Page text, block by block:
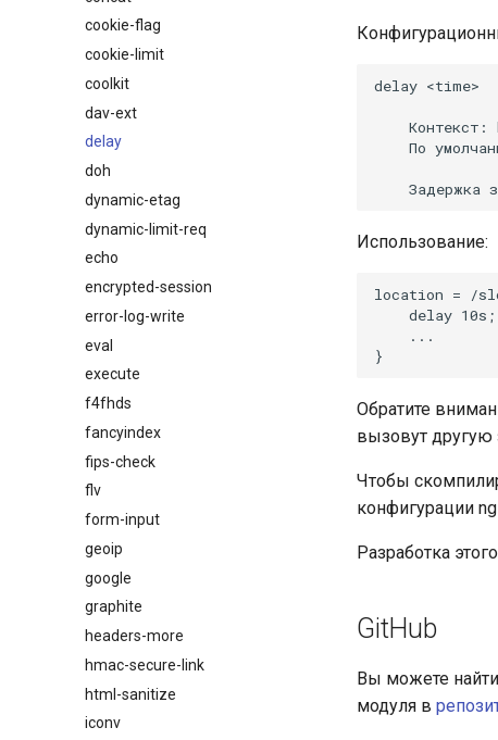
cookie-flag
cookie-limit
coolkit
dav-ext
delay
doh
dynamic-etag
dynamic-limit-req
echo
encrypted-session
error-log-write
eval
execute
f4fhds
fancyindex
fips-check
flv
form-input
geoip
google
graphite
headers-more
hmac-secure-link
html-sanitize
iconv
delay <time>
Контекст:
По
Использование:
location = /
    delay 10s;
    ...
Обратите
вызовут другую
Чтобы
конфигурации
Разработка
GitHub
Вы можете
модуля в